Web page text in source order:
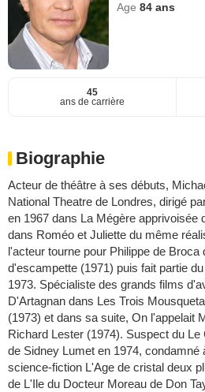
Age84 ans
45
ans de carrière
Biographie
Acteur de théâtre à ses débuts,
National Theatre de Londres, dirigé
en 1967 dans La Mégère apprivoisée
dans Roméo et Juliette du même
l'acteur tourne pour Philippe de Broca
d'escampette (1971) puis fait partie
1973. Spécialiste des grands films
D'Artagnan dans Les Trois
(1973) et dans sa suite, On l'appelait
Richard Lester (1974). Suspect du
de Sidney Lumet en 1974, condamné
science-fiction L'Age de cristal deux
de L'Ile du Docteur Moreau de Don